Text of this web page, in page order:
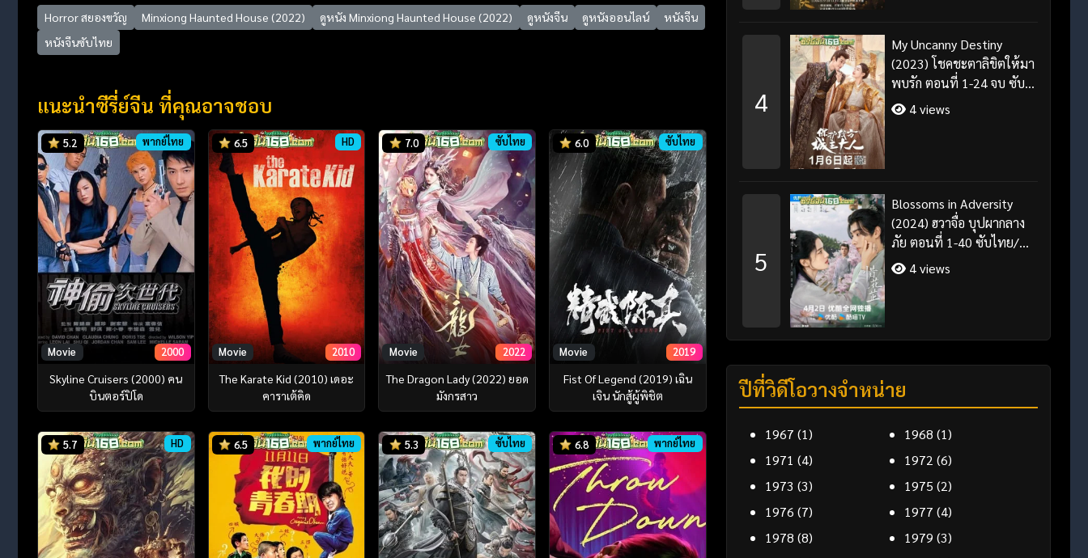
Horror สยองขวัญ Minxiong Haunted House (2022) ดูหนัง Minxiong Haunted House (2022) ดูหนังจีน ดูหนังออนไลน์
หนังจีน
หนังจีนซับไทย
แนะนำซีรี่ย์จีน ที่คุณอาจชอบ
5.2 พากย์ไทย
Movie 2000
Skyline Cruisers (2000) คน
บินตอร์ปิโด
6.5 HD
Movie 2010
The Karate Kid (2010) เดอะ
คาราเต้คิด
7.0 ซับไทย
Movie 2022
The Dragon Lady (2022) ยอด
มังกรสาว
6.0 ซับไทย
Movie 2019
Fist Of Legend (2019) เฉิน
เจิน นักสู้ผู้พิชิต
5.7 HD 6.5 พากย์ไทย 5.3 ซับไทย 6.8 พากย์ไทย
4
My Uncanny Destiny
(2023) โชคชะตาลิขิตให้มา
พบรัก ตอนที่ 1-24 จบ ซับ
ไทย/พากย์ไทย
4 views
5
Blossoms in Adversity
(2024) ฮวาจื่อ บุปผากลาง
ภัย ตอนที่ 1-40 ซับไทย/
พากย์ไทย
4 views
ปีที่วิดีโอวางจำหน่าย
1967 (1) 1968 (1)
1971 (4) 1972 (6)
1973 (3) 1975 (2)
1976 (7) 1977 (4)
1978 (8) 1979 (3)